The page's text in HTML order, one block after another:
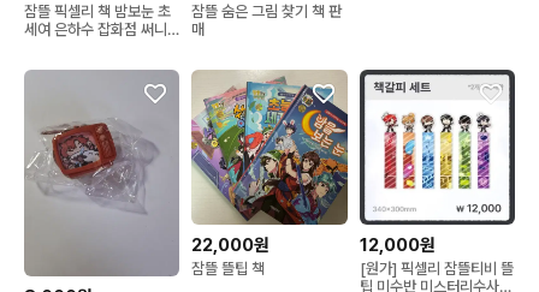
잠뜰 픽셀리 책 밤보눈 초
세여 은하수 잡화점 써니
잠뜰 숨은 그림 찾기 책 판
매
22,000원
잠뜰 뜰팁 책
12,000원
[원가] 픽셀리 잠뜰티비 뜰
팁 미수반 미스터리수사반